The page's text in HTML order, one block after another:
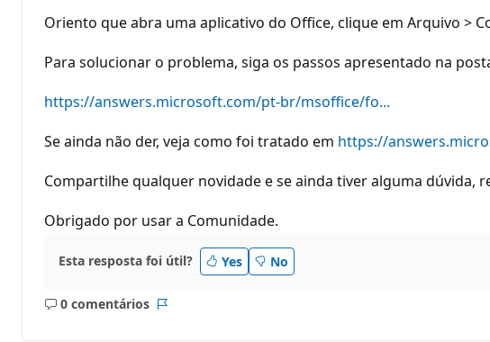
Oriento que abra uma aplicativo do Office, clique em Arquivo >
Para solucionar o problema, siga os passos apresentado na
https://answers.microsoft.com/pt-br/msoffice/fo...
Se ainda não der, veja como foi tratado em https://
Compartilhe qualquer novidade e se ainda tiver alguma dúvida,
Obrigado por usar a Comunidade.
Esta resposta foi útil? Yes No
0 comentários
Sem